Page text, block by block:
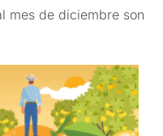
mes de diciembre son